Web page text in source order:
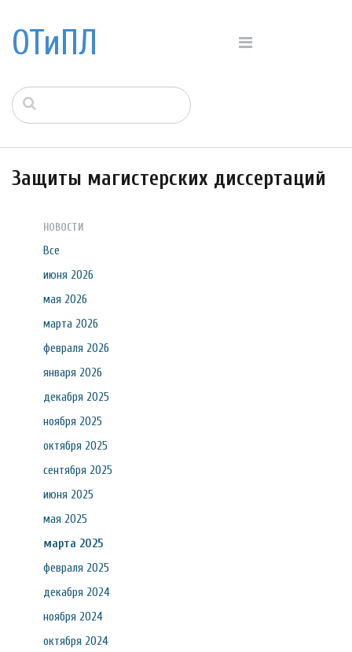
ОТиПЛ
Защиты магистерских диссертаций
НОВОСТИ
Все
июня 2026
мая 2026
марта 2026
февраля 2026
января 2026
декабря 2025
ноября 2025
октября 2025
сентября 2025
июня 2025
мая 2025
марта 2025
февраля 2025
декабря 2024
ноября 2024
октября 2024